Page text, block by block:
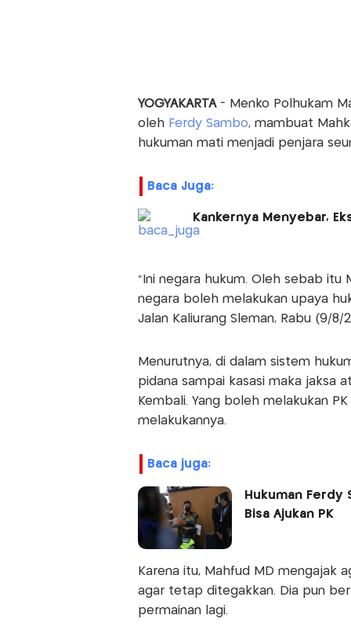
YOGYAKARTA - Menko Polhukam
oleh Ferdy Sambo, mambuat
hukuman mati menjadi penjara
Baca Juga:
Kankernya Menyebar,
"Ini negara hukum. Oleh sebab itu
negara boleh melakukan upaya
Jalan Kaliurang Sleman, Rabu (9/8/
Menurutnya, di dalam sistem
pidana sampai kasasi maka jaksa
Kembali. Yang boleh melakukan
melakukannya.
baca juga:
Hukuman Ferdy
Bisa Ajukan PK
Karena itu, Mahfud MD mengajak
agar tetap ditegakkan. Dia pun
permainan lagi.